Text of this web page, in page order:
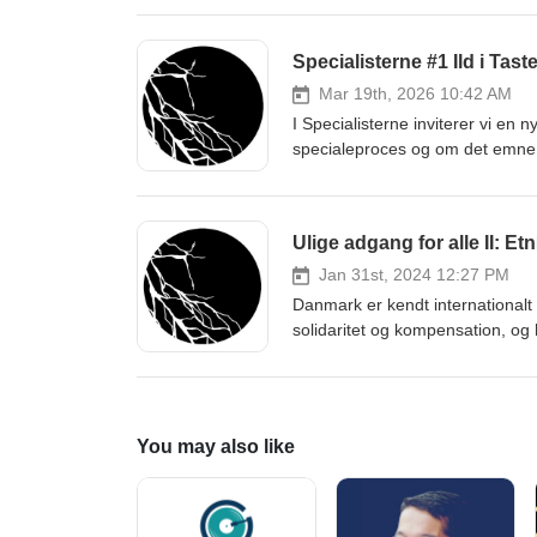
how to make theory more
has conducted much of her
current war in Iran and the
Mondrup
Specialisterne #1 Ild i
Mar 19th, 2026 10:42 AM
I Specialisterne inviterer vi en
specialeproces og om det
arbejde, undermoderation,
udgives af
Ulige adgang for alle II:
Jan 31st, 2024 12:27 PM
Danmark er kendt
solidaritet og kompensation,
tage del i den danske velfærd
You may also like